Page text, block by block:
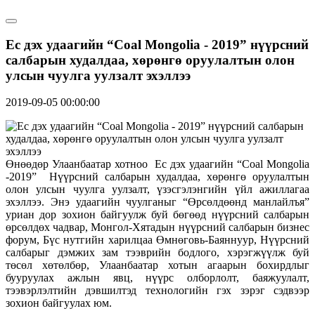
Ес дэх удаагийн “Coal Mongolia - 2019” нүүрсний
салбарын худалдаа, хөрөнгө оруулалтын олон
улсын чуулга уулзалт эхэллээ
2019-09-05 00:00:00
Өнөөдөр Улаанбаатар хотноо Ес дэх удаагийн “Coal Mongolia
-2019” Нүүрсний салбарын худалдаа, хөрөнгө оруулалтын
олон улсын чуулга уулзалт, үзэсгэлэнгийн үйл ажиллагаа
эхэллээ. Энэ удаагийн чуулганыг “Өрсөлдөөнд манлайлъя”
уриан дор зохион байгуулж буй бөгөөд нүүрсний салбарын
өрсөлдөх чадвар, Монгол-Хятадын нүүрсний салбарын бизнес
форум, Бүс нутгийн харилцаа Өмнөговь-Баяннуур, Нүүрсний
салбарыг дэмжих зам тээврийн бодлого, хэрэгжүүлж буй
төсөл хөтөлбөр, Улаанбаатар хотын агаарын бохирдлыг
бууруулах ажлын явц, нүүрс олборлолт, баяжуулалт,
тээвэрлэлтийн дэвшилтэд технологийн гэх зэрэг сэдвээр
зохион байгуулах юм.